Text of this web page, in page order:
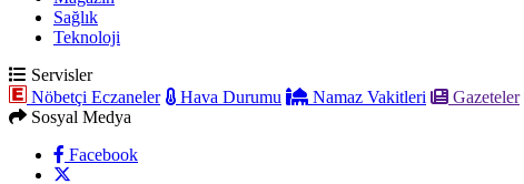
Sağlık
Teknoloji
Servisler
Nöbetçi Eczaneler
Hava Durumu Namaz Vakitleri Gazeteler
Sosyal Medya
Facebook